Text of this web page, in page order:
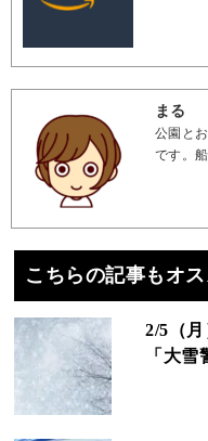
まる
公園と
です。
こちらの記事もオス
2/5（
「大